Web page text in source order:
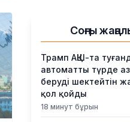
Соңғы
Трамп АҚШ-та
автоматты түрде
беруді шектейтін
қол қойды
18 минут бұрын